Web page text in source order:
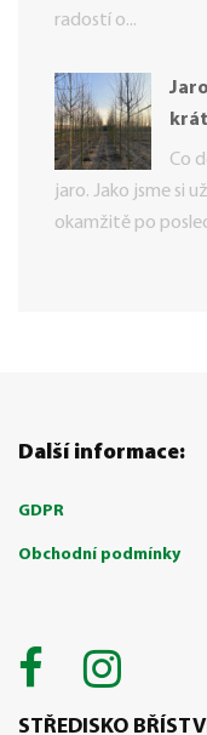
radostí o...
Co
jaro. Jako jsme si
okamžitě po
Další informace:
GDPR
Obchodní podmínky
STŘEDISKO